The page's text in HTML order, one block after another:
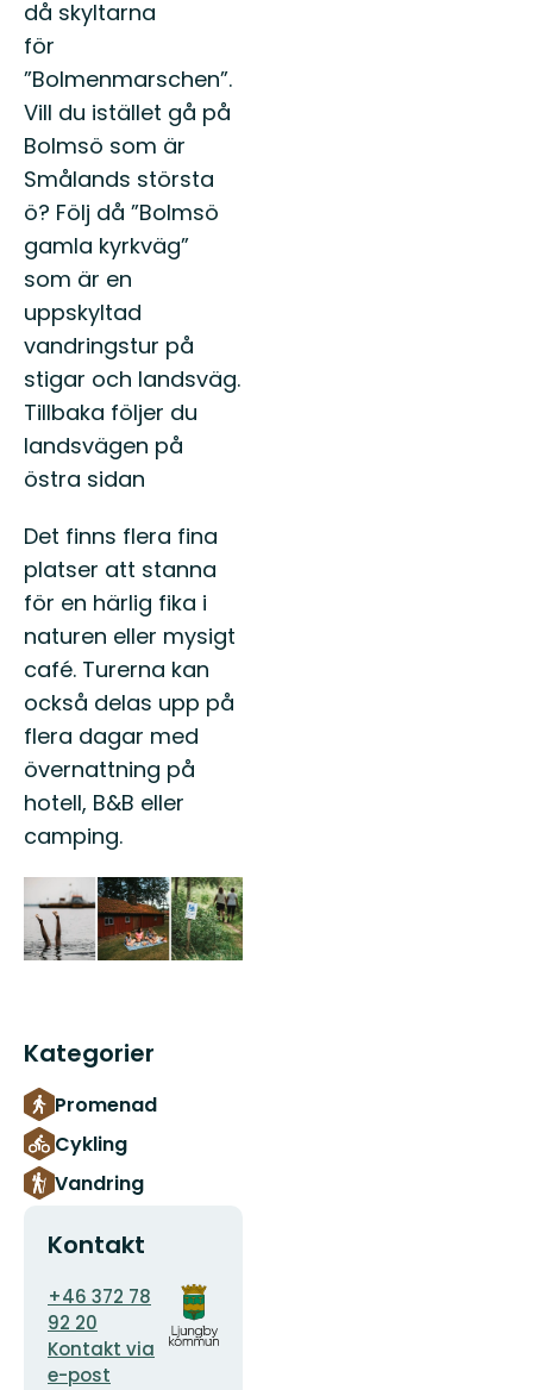
då skyltarna
för
”Bolmenmarschen”.
Vill du istället gå på
Bolmsö som är
Smålands största
ö? Följ då ”Bolmsö
gamla kyrkväg”
som är en
uppskyltad
vandringstur på
stigar och landsväg.
Tillbaka följer du
landsvägen på
östra sidan
Det finns flera fina
platser att stanna
för en härlig fika i
naturen eller mysigt
café. Turerna kan
också delas upp på
flera dagar med
övernattning på
hotell, B&B eller
camping.
Kategorier
Promenad
Cykling
Vandring
Kontakt
E-
postadress
+46 372 78
92 20
Kontakt via
e-post
Organisationens
logotyp